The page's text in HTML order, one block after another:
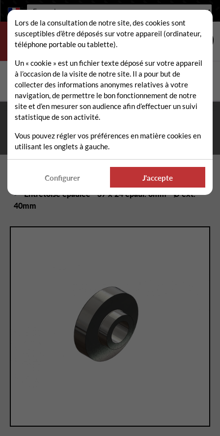
Langue :
Rechercher
Fermeture estivale du 10 au 21 août 2026
téléphonique et administrative assurée durant tout l'été. ☀️
Pièces détachées épareuse / faucheuse
Visserie, Entretoises, Chapes épareuse / faucheuse
Entretoise épaulée - 37 x 24 épaul. 8mm - Ø ext.
40mm
Lors de la consultation de notre site, des cookies sont
susceptibles d’être déposés sur votre appareil (ordinateur,
téléphone portable ou tablette).
Un « cookie » est un fichier texte déposé sur votre appareil
à l’occasion de la visite de notre site. Il a pour but de
collecter des informations anonymes relatives à votre
navigation, de permettre le bon fonctionnement de notre
site et d’en mesurer son audience afin d’effectuer un suivi
statistique de son activité.
Vous pouvez régler vos préférences en matière cookies en
utilisant les onglets à gauche.
Configurer J'accepte